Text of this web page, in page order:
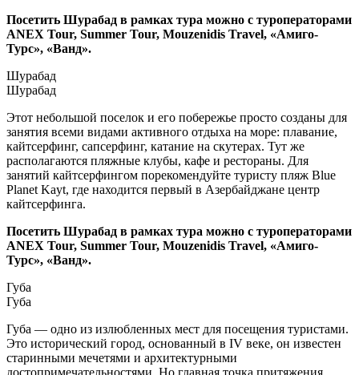
Посетить Шурабад в рамках тура можно с туроператорами
ANEX Tour, Summer Tour, Mouzenidis Travel, «Амиго-
Турс», «Ванд».
Шурабад
Шурабад
Этот небольшой поселок и его побережье просто созданы для
занятия всеми видами активного отдыха на море: плавание,
кайтсерфинг, сапсерфинг, катание на скутерах. Тут же
располагаются пляжные клубы, кафе и рестораны. Для
занятий кайтсерфингом порекомендуйте туристу пляж Bluе
Planеt Kayt, где находится первый в Азербайджане центр
кайтсерфинга.
Посетить Шурабад в рамках тура можно с туроператорами
ANEX Tour, Summer Tour, Mouzenidis Travel, «Амиго-
Турс», «Ванд».
Губа
Губа
Губа — одно из излюбленных мест для посещения туристами.
Это исторический город, основанный в IV веке, он известен
старинными мечетями и архитектурными
достопримечательностями. Но главная точка притяжения